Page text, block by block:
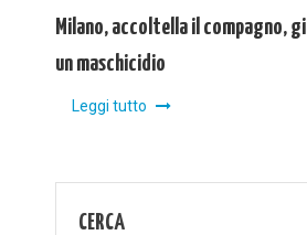
Milano, accoltella il compagno,
un maschicidio
Leggi tutto
CERCA